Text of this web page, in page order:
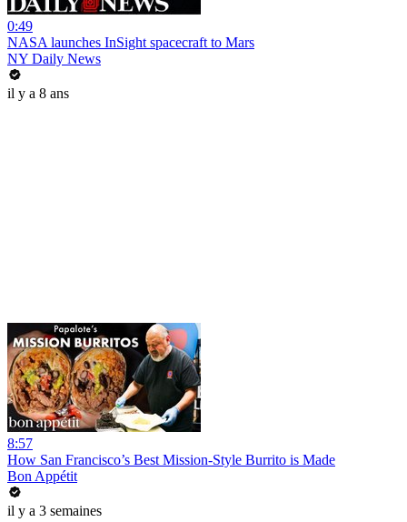
0:49
NASA launches InSight spacecraft to Mars
NY Daily News
il y a 8 ans
8:57
How San Francisco’s Best Mission-Style Burrito is Made
Bon Appétit
il y a 3 semaines